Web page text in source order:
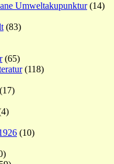
Umweltakupunktur(14)
(83)
(65)
(118)
(17)
(10)